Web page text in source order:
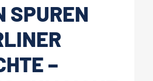
SPUREN
–